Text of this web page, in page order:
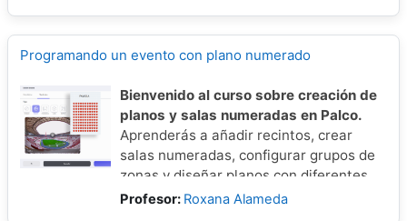
Programando un evento con plano numerado
Bienvenido al curso sobre creación de
planos y salas numeradas en Palco.
Aprenderás a añadir recintos, crear
salas numeradas, configurar grupos de
zonas y diseñar planos con diferentes
tipos de visualización. Además, verás
Profesor: Roxana Alameda